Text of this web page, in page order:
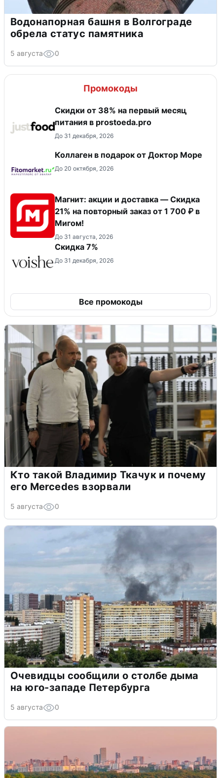
Водонапорная башня в Волгограде
обрела статус памятника
5 августа 0
Промокоды
​Скидки от 38% на первый месяц
питания в prostoeda.pro
До 31 декабря, 2026
Коллаген в подарок от Доктор Море
До 20 октября, 2026
Магнит: акции и доставка — Скидка
21% на повторный заказ от 1 700 ₽ в
Мигом!
До 31 августа, 2026
​Скидка 7%
До 31 декабря, 2026
Все промокоды
Кто такой Владимир Ткачук и почему
его Mercedes взорвали
5 августа 0
Очевидцы сообщили о столбе дыма
на юго-западе Петербурга
5 августа 0